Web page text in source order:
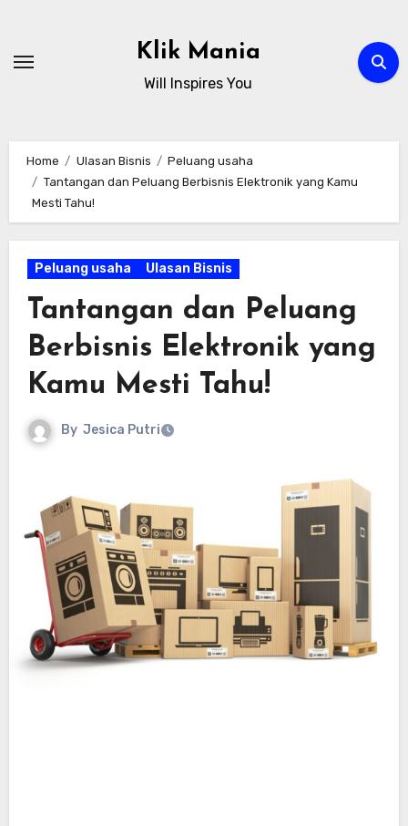
content
Klik Mania
Will Inspires You
Home Ulasan Bisnis
Peluang usaha
Tantangan dan Peluang Berbisnis Elektronik yang Kamu
Mesti Tahu!
Peluang usaha Ulasan Bisnis
Tantangan dan Peluang
Berbisnis Elektronik yang
Kamu Mesti Tahu!
By Jesica Putri